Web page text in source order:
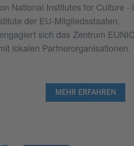
National Institutes for Culture
der EU-Mitgliedsstaaten.
sich das Zentrum
lokalen Partnerorganisationen.
MEHR ERFAHREN